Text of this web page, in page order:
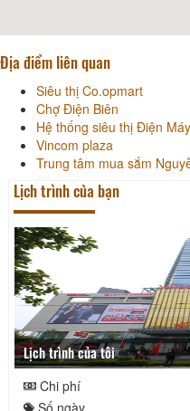
Địa điểm liên quan
Siêu thị Co.opmart
Chợ Điện Biên
Hệ thống siêu thị Điện
Vincom plaza
Trung tâm mua sắm
Lịch trình của bạn
Lịch trình của tôi
Chi phí
Số ngày